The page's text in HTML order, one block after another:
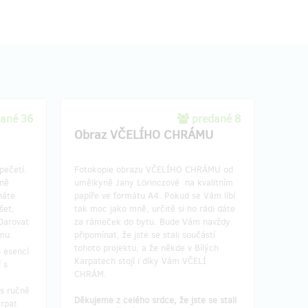
36
esencí
ručně
predané 8
Obraz VČELÍHO CHRÁMU
Fotokopie obrazu VČELÍHO CHRÁMU od
umělkyně Jany Lörinczové na kvalitním
papíře ve formátu A4. Pokud se Vám líbí
tak moc jako mně, určitě si ho rádi dáte
za rámeček do bytu. Bude Vám navždy
připomínat, že jste se stali součástí
tohoto projektu, a že někde v Bílých
Karpatech stojí i díky Vám VČELÍ
CHRÁM.
Děkujeme z celého srdce, že jste se stali